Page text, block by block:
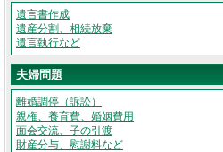
遺言書作成
遺産分割、相続放棄
遺言執行など
夫婦問題
離婚調停（訴訟）
親権、養育費、婚姻費用
面会交流、子の引渡
財産分与、慰謝料など